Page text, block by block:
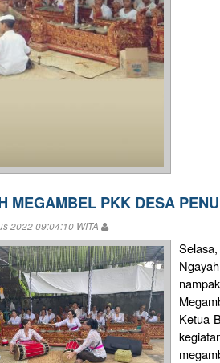
MEGAMBEL PKK DESA
2022 09:04:10 WITA
Ketua